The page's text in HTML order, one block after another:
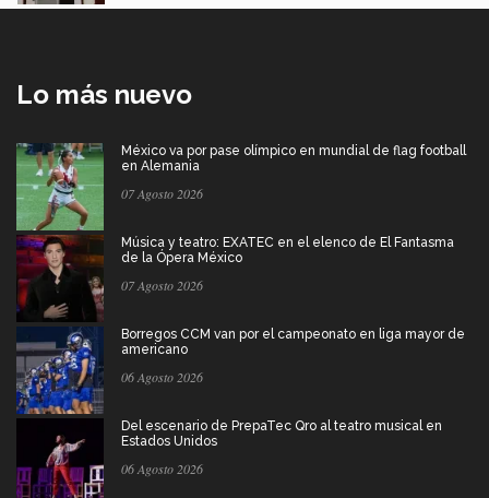
Lo más nuevo
México va por pase olímpico en mundial de flag football
en Alemania
07 Agosto 2026
Música y teatro: EXATEC en el elenco de El Fantasma
de la Ópera México
07 Agosto 2026
Borregos CCM van por el campeonato en liga mayor de
americano
06 Agosto 2026
Del escenario de PrepaTec Qro al teatro musical en
Estados Unidos
06 Agosto 2026